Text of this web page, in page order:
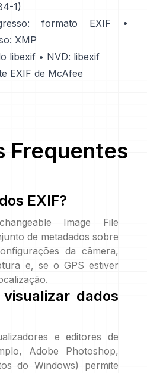
1)
formato EXIF
•
XMP
libexif • NVD: libexif
EXIF de McAfee
Frequentes
EXIF?
Image File
de metadados sobre
da câmera,
e, se o GPS estiver
dados
e editores de
Adobe Photoshop,
do Windows) permite